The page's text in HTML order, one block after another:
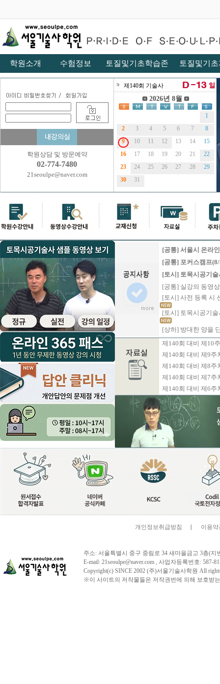
학원소개 수험정보 토질및기초학습존 토질및기
학원상담 및 방문예약
02-774-7480
21seoulpe@naver.com
[공통] 서울시 온라
[공통] 포커스캠프
[토시] 토목시공기
[공통] 실강의 동영
[토시] 사전 등록 시
[토시] 토목시공기
[상하] 방대한 양을
제140회 대비 제10
제140회 대비 제9주
제140회 대비 제8주
제140회 대비 제7주
제140회 대비 제6주
개인정보취급방침 이용약
주소: 서울특별시 중구 중림로 34 새마을금고 3층(지
E-mail: 21seoulpe@naver.com , 사업자등록번호:
Copyright(c) SINCE 2002 (주)서울기술사학원 All
※이 사이트의 저작물들은 저작권번에 의해 보호받